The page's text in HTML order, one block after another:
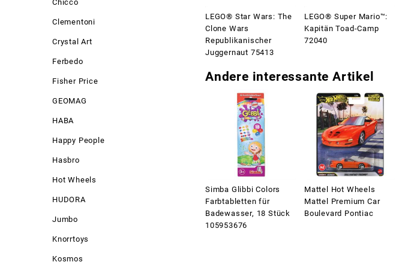
Chicco
Clementoni
Crystal Art
Ferbedo
Fisher Price
GEOMAG
HABA
Happy People
Hasbro
Hot Wheels
HUDORA
Jumbo
Knorrtoys
Kosmos
LEGO® Star Wars: The
Clone Wars
Republikanischer
Juggernaut 75413
LEGO® Super Mario™:
Kapitän Toad-Camp
72040
Andere interessante Artikel
Simba Glibbi Colors
Farbtabletten für
Badewasser, 18 Stück
105953676
Mattel Hot Wheels
Mattel Premium Car
Boulevard Pontiac